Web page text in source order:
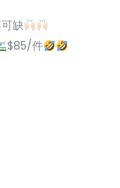
缺
$85/件